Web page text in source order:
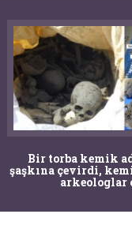
Bir torba kemik
şaşkına çevirdi,
arkeologlar